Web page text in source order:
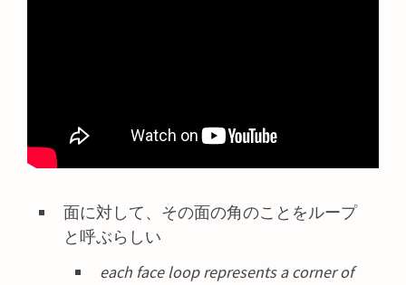
面に対して、その面の角のことをループ
と呼ぶらしい
each face loop represents a corner of